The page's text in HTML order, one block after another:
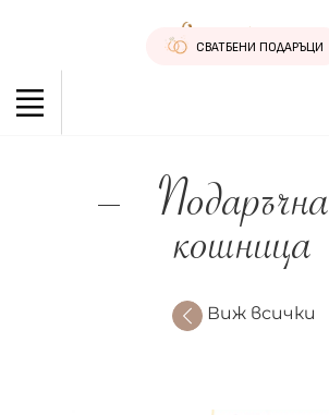
СВАТБЕНИ ПОДАРЪЦИ
Подаръчна
кошница
Виж всички